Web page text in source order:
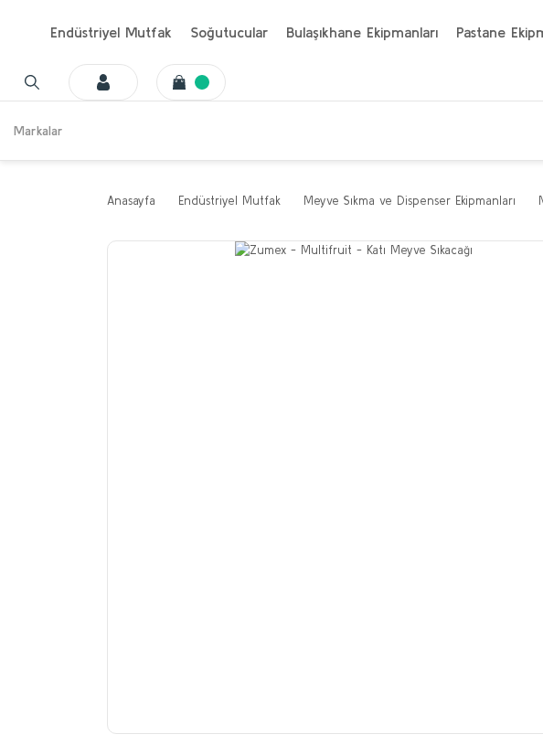
Endüstriyel Mutfak Soğutucular Bulaşıkhane Ekipmanları Pastane
Markalar
Anasayfa Endüstriyel Mutfak Meyve Sıkma ve Dispenser Ekipmanları